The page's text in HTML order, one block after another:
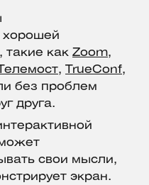
хорошей
такие как Zoom,
, TrueConf,
без проблем
друга.
свои мысли,
экран.